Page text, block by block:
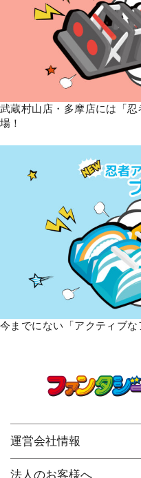
武蔵村山店・多摩店には「
場！
今までにない「アクティブな
運営会社情報
法人のお客様へ